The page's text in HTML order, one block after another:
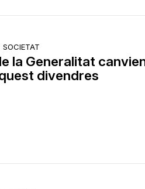
SOCIETAT
la Generalitat
divendres